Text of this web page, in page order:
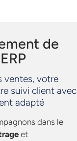
de
ventes, votre
suivi client avec
adapté
dans le
et